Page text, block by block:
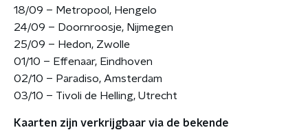
18/09 – Metropool, Hengelo
24/09 – Doornroosje, Nijmegen
25/09 – Hedon, Zwolle
01/10 – Effenaar, Eindhoven
02/10 – Paradiso, Amsterdam
03/10 – Tivoli de Helling, Utrecht
Kaarten zijn verkrijgbaar via de bekende